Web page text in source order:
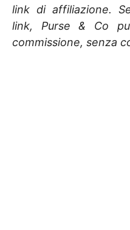
link di affiliazione.
link, Purse & Co
commissione, senza